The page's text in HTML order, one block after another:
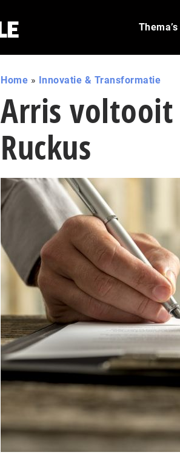
Thema’s
Home » Innovatie & Transformatie
Arris voltooit
Ruckus